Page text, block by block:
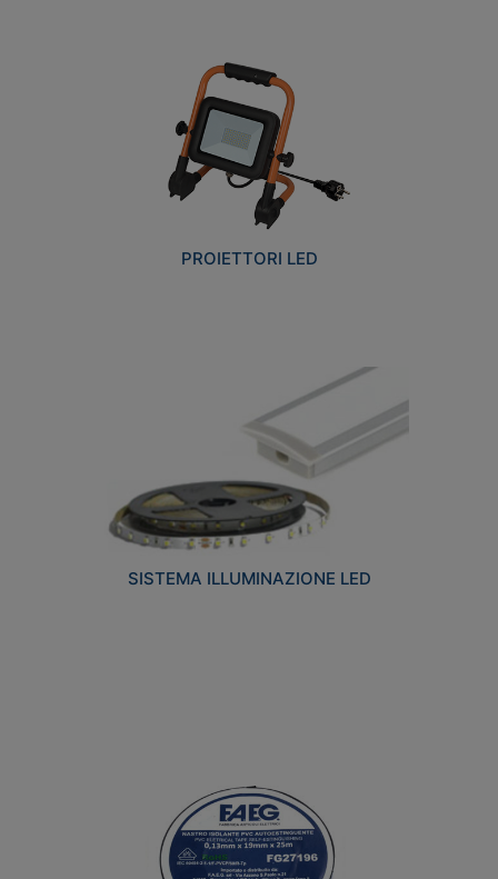
PROIETTORI LED
SISTEMA ILLUMINAZIONE LED